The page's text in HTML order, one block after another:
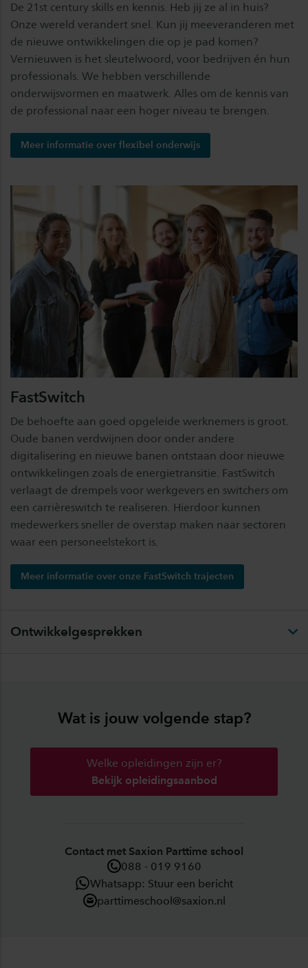
De 21st century skills en kennis. Heb jij ze al in huis?
Onze wereld verandert snel. Kun jij meeveranderen met
de nieuwe ontwikkelingen die op je pad komen?
Vernieuwen is het sleutelwoord, voor bedrijven én hun
professionals. We hebben verschillende
onderwijsvormen en maatwerk. Alles om de kennis van
de professional naar een hoger niveau te brengen.
Meer informatie over flexibel onderwijs
FastSwitch
De behoefte aan goed opgeleide werknemers is groot.
Oude banen verdwijnen door onder andere
digitalisering en nieuwe banen ontstaan door nieuwe
ontwikkelingen zoals de energietransitie. FastSwitch
verlaagt de drempels voor werkgevers en switchers om
een carrièreswitch te realiseren. Hierdoor kunnen
medewerkers sneller de overstap maken naar sectoren
waar een personeelstekort is.
Meer informatie over onze FastSwitch trajecten
Ontwikkelgesprekken
Wat is jouw volgende stap?
Welke opleidingen zijn er?
Bekijk opleidingsaanbod
Contact met Saxion Parttime school
088 - 019 9160
Whatsapp: Stuur een bericht
parttimeschool@saxion.nl